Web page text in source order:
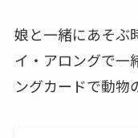
娘と一緒にあそぶ
イ・アロングで一
ングカードで動物